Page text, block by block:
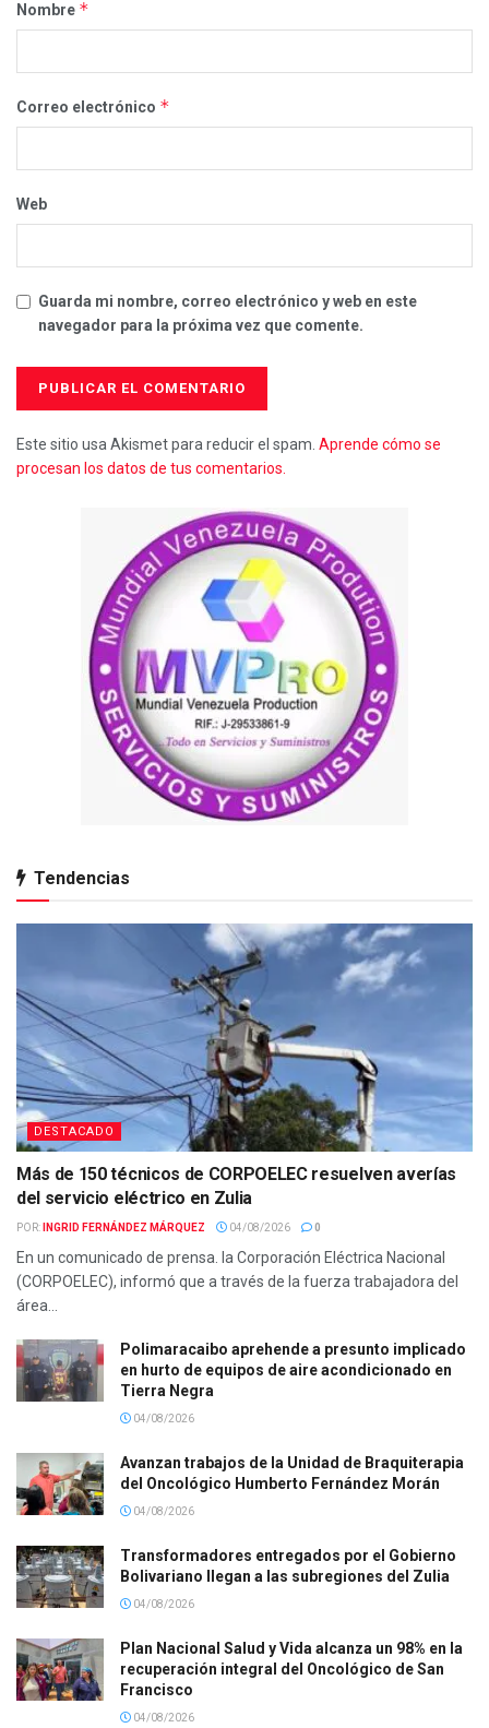
Nombre *
Correo electrónico *
Web
Guarda mi nombre, correo electrónico y web en este
navegador para la próxima vez que comente.
Este sitio usa Akismet para reducir el spam. Aprende cómo se
procesan los datos de tus comentarios.
Tendencias
DESTACADO
Más de 150 técnicos de CORPOELEC resuelven averías
del servicio eléctrico en Zulia
POR: INGRID FERNÁNDEZ MÁRQUEZ 04/08/2026 0
En un comunicado de prensa. la Corporación Eléctrica Nacional
(CORPOELEC), informó que a través de la fuerza trabajadora del
área...
Polimaracaibo aprehende a presunto implicado
en hurto de equipos de aire acondicionado en
Tierra Negra
04/08/2026
Avanzan trabajos de la Unidad de Braquiterapia
del Oncológico Humberto Fernández Morán
04/08/2026
Transformadores entregados por el Gobierno
Bolivariano llegan a las subregiones del Zulia
04/08/2026
Plan Nacional Salud y Vida alcanza un 98% en la
recuperación integral del Oncológico de San
Francisco
04/08/2026